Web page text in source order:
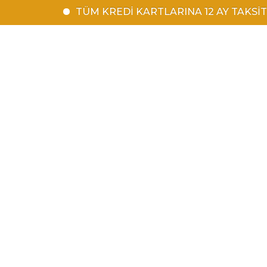
TÜM KREDİ KARTLARINA 12 AY TAKSİT |